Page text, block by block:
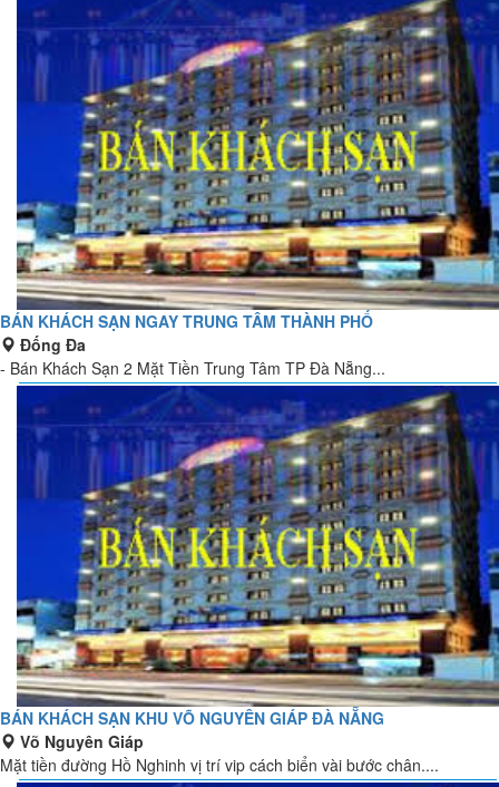
BÁN KHÁCH SẠN NGAY TRUNG TÂM THÀNH PHỐ
Đống Đa
- Bán Khách Sạn 2 Mặt Tiền Trung Tâm TP Đà Nẵng...
BÁN KHÁCH SẠN KHU VÕ NGUYÊN GIÁP ĐÀ NẴNG
Võ Nguyên Giáp
Mặt tiền đường Hồ Nghinh vị trí vip cách biển vài bước chân....